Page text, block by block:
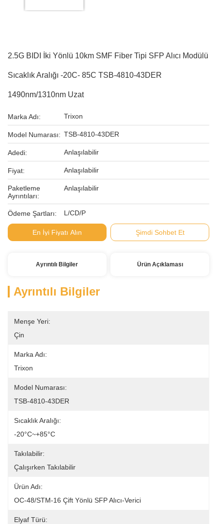
2.5G BIDI İki Yönlü 10km SMF Fiber Tipi SFP Alıcı Modülü
Sıcaklık Aralığı -20C- 85C TSB-4810-43DER
1490nm/1310nm Uzat
Marka Adı: Trixon
Model Numarası: TSB-4810-43DER
Adedi: Anlaşılabilir
Fiyat: Anlaşılabilir
Paketleme
Ayrıntıları:
Anlaşılabilir
Ödeme Şartları: L/CD/P
En İyi Fiyatı Alın Şimdi Sohbet Et
Ayrıntılı Bilgiler Ürün Açıklaması
Ayrıntılı Bilgiler
Menşe Yeri:
Çin
Marka Adı:
Trixon
Model Numarası:
TSB-4810-43DER
Sıcaklık Aralığı:
-20°C~+85°C
Takılabilir:
Çalışırken Takılabilir
Ürün Adı:
OC-48/STM-16 Çift Yönlü SFP Alıcı-Verici
Elyaf Türü: